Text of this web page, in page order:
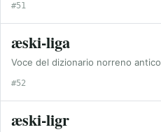
#51
æski-liga
Voce del dizionario norreno antico
#52
æski-ligr